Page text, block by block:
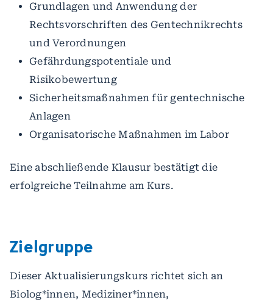
Grundlagen und Anwendung der
Rechtsvorschriften des Gentechnikrechts
und Verordnungen
Gefährdungspotentiale und
Risikobewertung
Sicherheitsmaßnahmen für gentechnische
Anlagen
Organisatorische Maßnahmen im Labor
Eine abschließende Klausur bestätigt die
erfolgreiche Teilnahme am Kurs.
Zielgruppe
Dieser Aktualisierungskurs richtet sich an
Biolog*innen, Mediziner*innen,